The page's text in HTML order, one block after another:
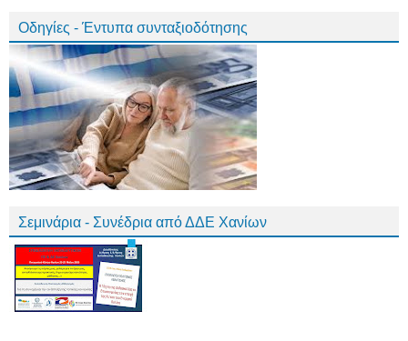
Οδηγίες - Έντυπα συνταξιοδότησης
Σεμινάρια - Συνέδρια από ΔΔΕ Χανίων